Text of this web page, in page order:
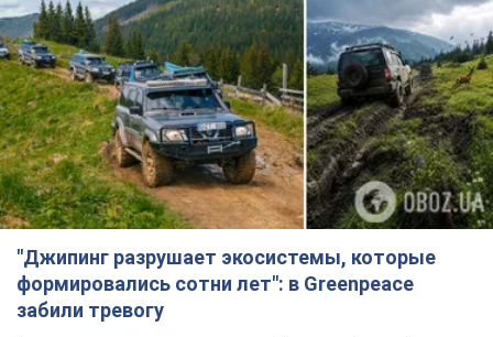
"Джипинг разрушает экосистемы, которые
формировались сотни лет": в Greenpeace
забили тревогу